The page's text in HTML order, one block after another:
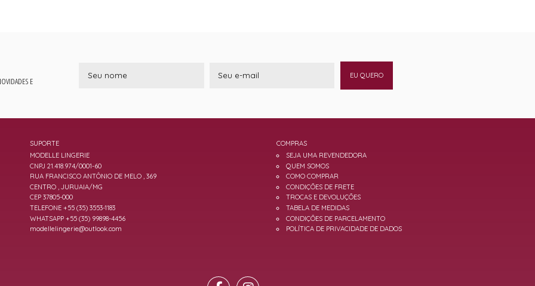
E EU QUERO
SUPORTE
MODELLE LINGERIE
CNPJ 21.418.974/0001-60
RUA FRANCISCO ANTÔNIO DE MELO , 369
CENTRO , JURUAIA/MG
CEP 37805-000
TELEFONE +55 (35) 3553-1183
WHATSAPP +55 (35) 99898-4456
modellelingerie@outlook.com
COMPRAS
SEJA UMA REVENDEDORA
QUEM SOMOS
COMO COMPRAR
CONDIÇÕES DE FRETE
TROCAS E DEVOLUÇÕES
TABELA DE MEDIDAS
CONDIÇÕES DE PARCELAMENTO
POLÍTICA DE PRIVACIDADE DE DADOS